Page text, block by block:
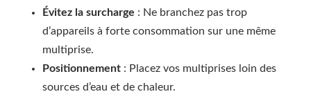
Évitez la surcharge : Ne branchez pas trop
d’appareils à forte consommation sur une même
multiprise.
Positionnement : Placez vos multiprises loin des
sources d’eau et de chaleur.